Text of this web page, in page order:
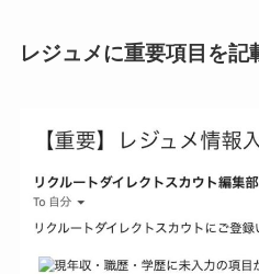
レジュメに重要項目を記